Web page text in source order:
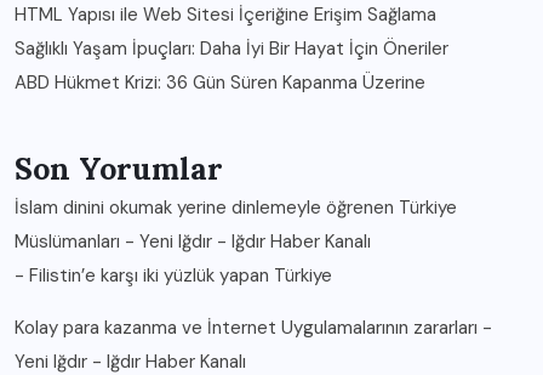
HTML Yapısı ile Web Sitesi İçeriğine Erişim Sağlama
Sağlıklı Yaşam İpuçları: Daha İyi Bir Hayat İçin Öneriler
ABD Hükmet Krizi: 36 Gün Süren Kapanma Üzerine
Son Yorumlar
İslam dinini okumak yerine dinlemeyle öğrenen Türkiye
Müslümanları - Yeni Iğdır - Iğdır Haber Kanalı
- Filistin’e karşı iki yüzlük yapan Türkiye
Kolay para kazanma ve İnternet Uygulamalarının zararları -
Yeni Iğdır - Iğdır Haber Kanalı